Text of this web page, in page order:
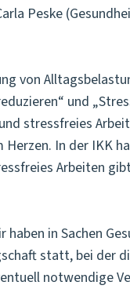
Peske
von
und
stressfreies
In der IKK
Arbeiten
in Sachen
statt, bei der
notwendige